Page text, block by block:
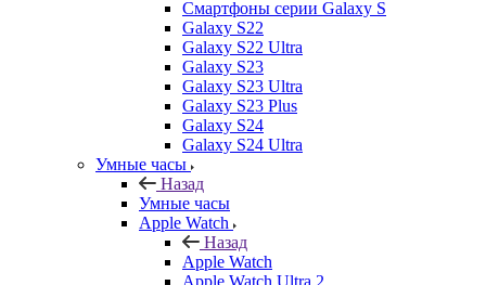
Смартфоны серии Galaxy S
Galaxy S22
Galaxy S22 Ultra
Galaxy S23
Galaxy S23 Ultra
Galaxy S23 Plus
Galaxy S24
Galaxy S24 Ultra
Умные часы
Назад
Умные часы
Apple Watch
Назад
Apple Watch
Apple Watch Ultra 2